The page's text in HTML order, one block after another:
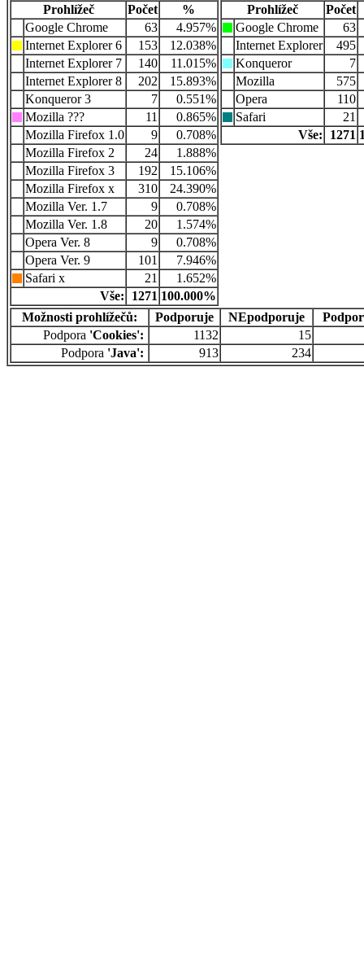
Prohlížeč
Počet
%
Google Chrome
63
4.957%
Internet Explorer 6
153
12.038%
Internet Explorer 7
140
11.015%
Internet Explorer 8
202
15.893%
Konqueror 3
7
0.551%
Mozilla ???
11
0.865%
Mozilla Firefox 1.0
9
0.708%
Mozilla Firefox 2
24
1.888%
Mozilla Firefox 3
192
15.106%
Mozilla Firefox x
310
24.390%
Mozilla Ver. 1.7
9
0.708%
Mozilla Ver. 1.8
20
1.574%
Opera Ver. 8
9
0.708%
Opera Ver. 9
101
7.946%
Safari x
21
1.652%
Vše:
1271 100.000%
Prohlížeč
Počet
Google Chrome
63
Internet Explorer
495
Konqueror
7
Mozilla
575
Opera
110
Safari
21
Vše:
1271
Možnosti prohlížečů: Podporuje NEpodporuje
Podpora 'Cookies': 1132
15
Podpora 'Java': 913 234